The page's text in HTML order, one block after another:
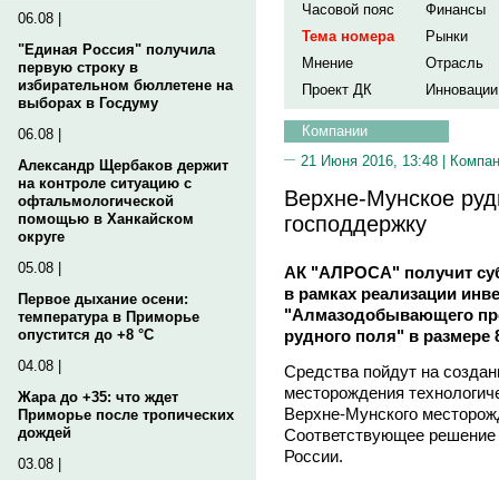
06.08 |
"Единая Россия" получила
первую строку в
избирательном бюллетене на
выборах в Госдуму
06.08 |
Александр Щербаков держит
на контроле ситуацию с
офтальмологической
помощью в Ханкайском
округе
05.08 |
Первое дыхание осени:
температура в Приморье
опустится до +8 °C
04.08 |
Жара до +35: что ждет
Приморье после тропических
дождей
03.08 |
Часовой пояс
Финансы
Тема номера
Рынки
Мнение
Отрасль
Проект ДК
Инновации
Компании
21 Июня 2016, 13:48 |
Верхне-Мунское
господдержку
АК "АЛРОСА" получит
в рамках реализации
"Алмазодобывающего
рудного поля" в размере
Средства пойдут на
месторождения
Верхне-Мунского
Соответствующее решение
России.